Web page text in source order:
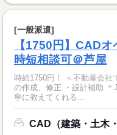
[一般派遣]
【1750円】CAD
時短相談可＠芦屋
時給1750円！ ＜不動産会社でのCADオペ＞
の作成、修正 ・設計補助 ＊JW-CAD使用 ＊戸建て住宅がメイン 丁
寧に教えてくれる...
CAD（建築・土木